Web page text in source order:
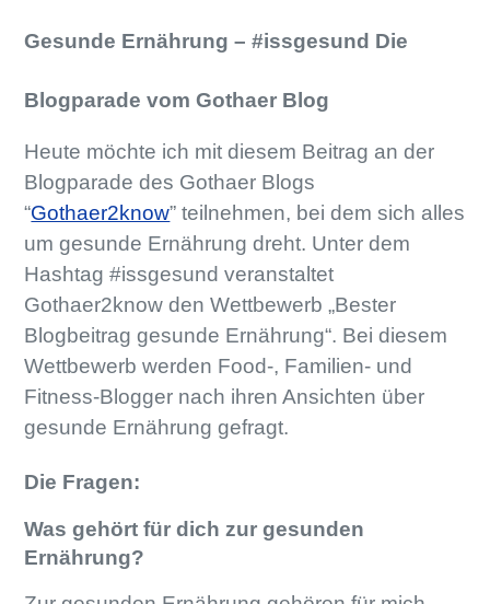
Gesunde Ernährung – #issgesund Die
Blogparade vom Gothaer Blog
Heute möchte ich mit diesem Beitrag an der
Blogparade des Gothaer Blogs
“Gothaer2know” teilnehmen, bei dem sich alles
um gesunde Ernährung dreht. Unter dem
Hashtag #issgesund veranstaltet
Gothaer2know den Wettbewerb „Bester
Blogbeitrag gesunde Ernährung“. Bei diesem
Wettbewerb werden Food-, Familien- und
Fitness-Blogger nach ihren Ansichten über
gesunde Ernährung gefragt.
Die Fragen:
Was gehört für dich zur gesunden
Ernährung?